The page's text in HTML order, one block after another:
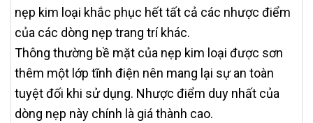
nẹp kim loại khắc phục hết tất cả các nhược điểm
của các dòng nẹp trang trí khác.
Thông thường bề mặt của nẹp kim loại được sơn
thêm một lớp tĩnh điện nên mang lại sự an toàn
tuyệt đối khi sử dụng. Nhược điểm duy nhất của
dòng nẹp này chính là giá thành cao.